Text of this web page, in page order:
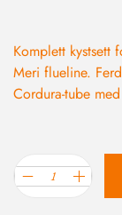
Komplett
Meri flueline.
Cordura-tube